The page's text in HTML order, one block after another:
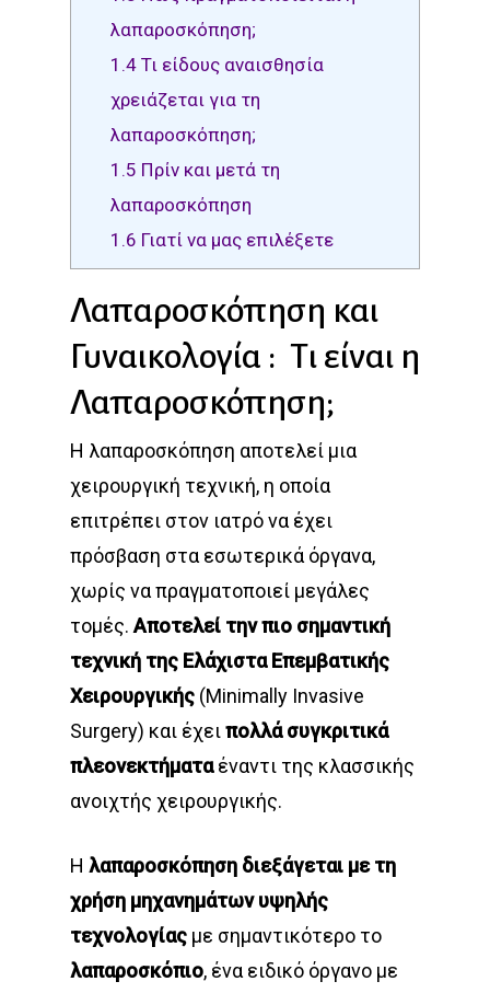
λαπαροσκόπηση;
1.4Τι είδους αναισθησία
χρειάζεται για τη
λαπαροσκόπηση;
1.5 Πρίν και μετά τη
λαπαροσκόπηση
1.6 Γιατί να μας επιλέξετε
Λαπαροσκόπηση και
Γυναικολογία : Τι είναι η
Λαπαροσκόπηση;
Η λαπαροσκόπηση αποτελεί μια
χειρουργική τεχνική, η οποία
επιτρέπει στον ιατρό να έχει
πρόσβαση στα εσωτερικά όργανα,
χωρίς να πραγματοποιεί μεγάλες
τομές. Αποτελεί την πιο σημαντική
τεχνική της Ελάχιστα Επεμβατικής
Χειρουργικής (Minimally Invasive
Surgery) και έχειπολλά συγκριτικά
πλεονεκτήματαέναντι της κλασσικής
ανοιχτής χειρουργικής.
Η λαπαροσκόπηση διεξάγεται με τη
χρήση μηχανημάτων υψηλής
τεχνολογίας με σημαντικότερο το
λαπαροσκόπιο, ένα ειδικό όργανο με